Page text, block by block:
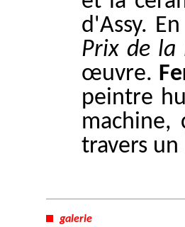
d'Assy.
Prix de la
œuvre.
peintre
machine,
travers
galerie